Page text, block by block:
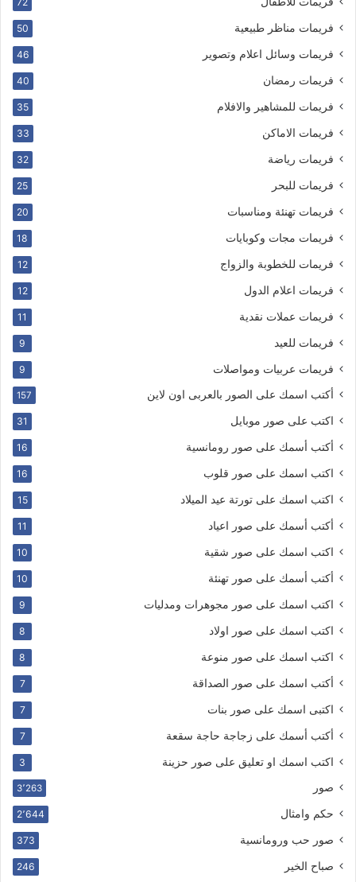
فريمات مناظر طبيعية 50
فريمات وسائل اعلام وتصوير 46
فريمات رمضان 40
فريمات للمشاهير والافلام 35
فريمات الاماكن 33
فريمات رياضة 32
فريمات للبحر 25
فريمات تهنئة ومناسبات 20
فريمات مجات وكوبايات 18
فريمات للخطوبة والزواج 12
فريمات اعلام الدول 12
فريمات عملات نقدية 11
فريمات للعيد 9
فريمات عربيات ومواصلات 9
أكتب اسمك على الصور بالعربى اون لاين 157
اكتب على صور موبايل 31
أكتب أسمك على صور رومانسية 16
اكتب اسمك على صور قلوب 16
اكتب اسمك على تورتة عيد الميلاد 15
أكتب أسمك على صور اعياد 11
اكتب اسمك على صور شقية 10
أكتب أسمك على صور تهنئة 10
اكتب اسمك على صور مجوهرات ومدليات 9
اكتب اسمك على صور اولاد 8
اكتب اسمك على صور منوعة 8
أكتب اسمك على صور الصداقة 7
اكتبى اسمك على صور بنات 7
أكتب أسمك على زجاجة حاجة سقعة 7
اكتب اسمك او تعليق على صور حزينة 3
صور 3٬263
حكم وامثال 2٬644
صور حب ورومانسية 373
صباح الخير 246